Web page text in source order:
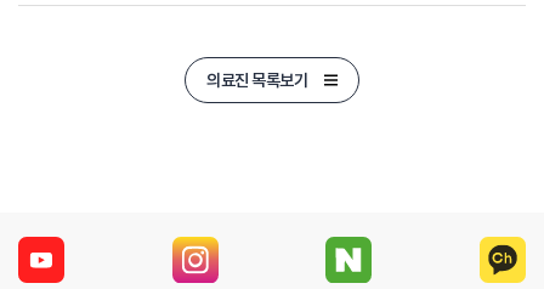
그리고... 원장님의 치료가 헛되지 않 도록 평소 제시하신 방향대
로 몸관리를 잘하도록 노력 하겠습니다~~~~ 仁術의 正道를
약간 아이 대하듯 조심스럽게 몸 상태를 체크해주셨는데 듬직한
체구에 귀여운(?) 목소리까지… 묘하게 안심&신뢰하게 되는
맞았는데 아프기보다는 톡- 톧도톡톡 이런 느낌이라 겁먹은 게
무안할 정도였어요 ㅎㅎㅎㅎ 5분? 정도 지나니 정말 신기하게
특히 추나요법을 받은후엔, 곧바로
몸의 움직임이 수월해지니...원장님
'약손' 인 듯.....!!
의료진 목록보기